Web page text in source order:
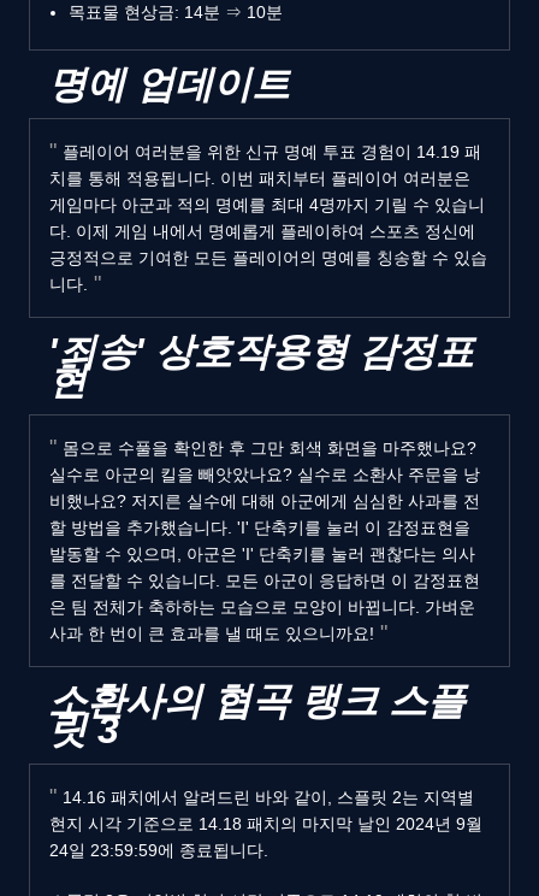
목표물 현상금: 14분 ⇒ 10분
명예 업데이트
플레이어 여러분을 위한 신규 명예 투표 경험이 14.19 패
치를 통해 적용됩니다. 이번 패치부터 플레이어 여러분은
게임마다 아군과 적의 명예를 최대 4명까지 기릴 수 있습니
다. 이제 게임 내에서 명예롭게 플레이하여 스포츠 정신에
긍정적으로 기여한 모든 플레이어의 명예를 칭송할 수 있습
니다.
'죄송' 상호작용형 감정표
현
몸으로 수풀을 확인한 후 그만 회색 화면을 마주했나요?
실수로 아군의 킬을 빼앗았나요? 실수로 소환사 주문을 낭
비했나요? 저지른 실수에 대해 아군에게 심심한 사과를 전
할 방법을 추가했습니다. 'I' 단축키를 눌러 이 감정표현을
발동할 수 있으며, 아군은 'I' 단축키를 눌러 괜찮다는 의사
를 전달할 수 있습니다. 모든 아군이 응답하면 이 감정표현
은 팀 전체가 축하하는 모습으로 모양이 바뀝니다. 가벼운
사과 한 번이 큰 효과를 낼 때도 있으니까요!
소환사의 협곡 랭크 스플
릿 3
14.16 패치에서 알려드린 바와 같이, 스플릿 2는 지역별
현지 시각 기준으로 14.18 패치의 마지막 날인 2024년 9월
24일 23:59:59에 종료됩니다.